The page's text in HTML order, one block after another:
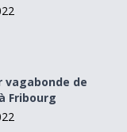
vagabonde de
Fribourg